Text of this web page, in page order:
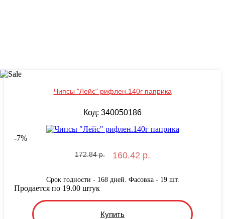
Чипсы "Лейс" рифлен.140г паприка
Код: 340050186
-7%
172.84 р. 160.42 р.
Срок годности - 168 дней. Фасовка - 19 шт.
Купить
Продается по 19.00 штук